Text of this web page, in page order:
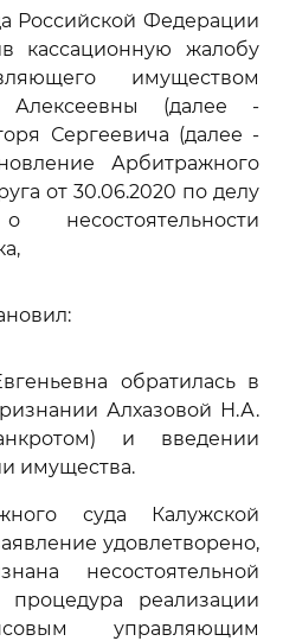
Российской Федерации
кассационную жалобу
имуществом
Алексеевны (далее -
Сергеевича (далее -
Арбитражного
от 30.06.2020 по делу
обратилась в
Алхазовой Н.А.
и введении
имущества.
суда Калужской
удовлетворено,
несостоятельной
процедура реализации
управляющим